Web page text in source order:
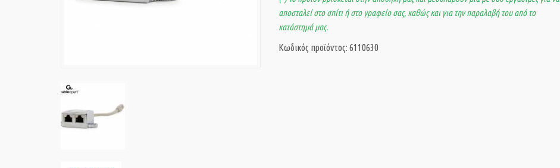
αποσταλεί στο σπίτι ή στο γραφείο σας, καθώς και για την παραλαβή του από το
κατάστημά μας.
Κωδικός προϊόντος: 6110630